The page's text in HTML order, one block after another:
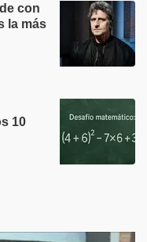
con
la más
10